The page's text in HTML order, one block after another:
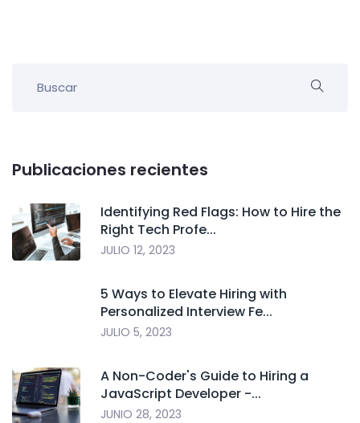
Publicaciones recientes
Identifying Red Flags: How to Hire the
Right Tech Profe...
JULIO 12, 2023
5 Ways to Elevate Hiring with
Personalized Interview Fe...
JULIO 5, 2023
A Non-Coder's Guide to Hiring a
JavaScript Developer -...
JUNIO 28, 2023